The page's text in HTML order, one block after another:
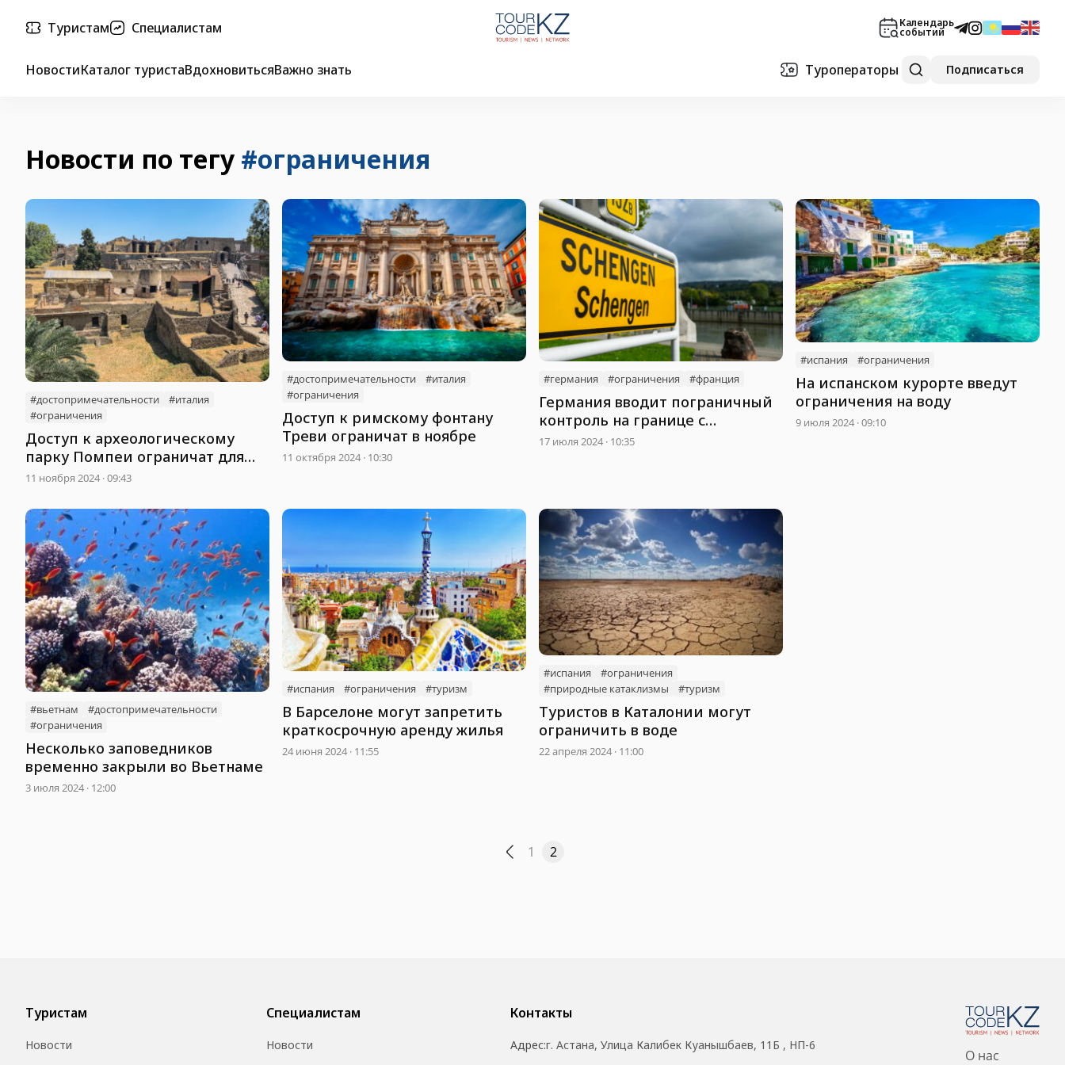
Туристам Специалистам Календарь
событий
НовостиКаталог туристаВдохновитьсяВажно знать Туроператоры Подписаться
Новости по тегу #ограничения
#достопримечательности
#италия
#ограничения
Доступ к археологическому
парку Помпеи ограничат для
туристов
11 ноября 2024 · 09:43
#достопримечательности
#италия
#ограничения
Доступ к римскому фонтану
Треви ограничат в ноябре
11 октября 2024 · 10:30
#германия #ограничения #франция
Германия вводит пограничный
контроль на границе с
Францией
17 июля 2024 · 10:35
#испания #ограничения
На испанском курорте введут
ограничения на воду
9 июля 2024 · 09:10
#вьетнам
#достопримечательности
#ограничения
Несколько заповедников
временно закрыли во Вьетнаме
3 июля 2024 · 12:00
#испания #ограничения #туризм
В Барселоне могут запретить
краткосрочную аренду жилья
24 июня 2024 · 11:55
#испания
#ограничения
#природные катаклизмы
#туризм
Туристов в Каталонии могут
ограничить в воде
22 апреля 2024 · 11:00
1 2
Туристам
Новости
Специалистам
Новости
Контакты
Адрес:г. Астана, Улица Калибек Куанышбаев, 11Б , НП-6
О нас